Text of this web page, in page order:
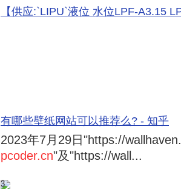
【供应:`LIPU`液位 水位LPF-A3.15
有哪些壁纸网站可以推荐么? - 知乎
2023年7月29日 "https://
pcoder.cn"及"https://wall...
3